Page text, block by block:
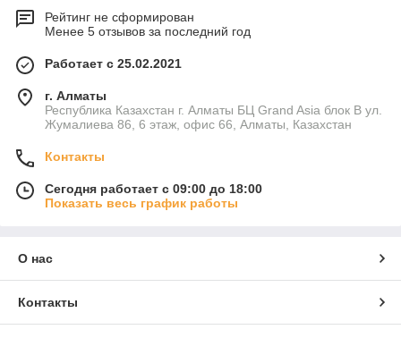
Рейтинг не сформирован
Менее 5 отзывов за последний год
Работает с 25.02.2021
г. Алматы
Республика Казахстан г. Алматы БЦ Grand Asia блок B ул.
Жумалиева 86, 6 этаж, офис 66, Алматы, Казахстан
Контакты
Сегодня работает с 09:00 до 18:00
Показать весь график работы
О нас
Контакты